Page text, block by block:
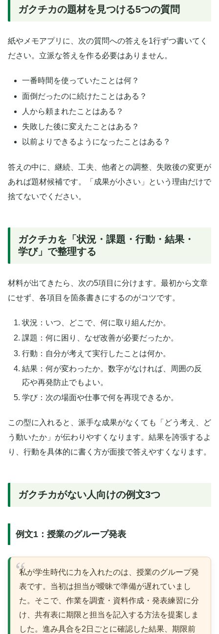
ガクチカの題材を見つける5つの質問
紙やメモアプリに、次の質問への答えを1行ずつ書いてく
ださい。立派な答えを作る必要はありません。
一番時間を使っていたことは何？
面倒だったのに続けたことはある？
人から頼まれたことはある？
失敗した後に変えたことはある？
以前よりできるようになったことはある？
答えの中に、継続、工夫、他者との調整、失敗後の変更が
あれば題材候補です。「成果が小さい」という理由だけで
捨てないでください。
ガクチカを「状況・課題・行動・結果・
学び」で整理する
材料が出てきたら、次の5項目に分けます。最初から文章
にせず、各項目を箇条書きにするのがコツです。
状況：いつ、どこで、何に取り組んだか。
課題：何に困り、なぜ改善が必要だったか。
行動：自分が考えて実行したことは何か。
結果：何が変わったか。数字がなければ、周囲の反
応や再発防止でもよい。
学び：次の場面や仕事で何を再現できるか。
この型に入れると、派手な成果がなくても「どう考え、ど
う動いたか」が伝わりやすくなります。結果を誇張するよ
り、行動を具体的に書く方が面接で答えやすくなります。
ガクチカがない人向けの例文3つ
例文1：授業のグループ発表
私が学生時代に力を入れたのは、授業のグループ発
表です。当初は担当が曖昧で準備が遅れていまし
た。そこで、作業を調査・資料作成・発表練習に分
け、共有表に期限と担当を記入する方法を提案しま
した。進み具合を2日ごとに確認した結果、期限前